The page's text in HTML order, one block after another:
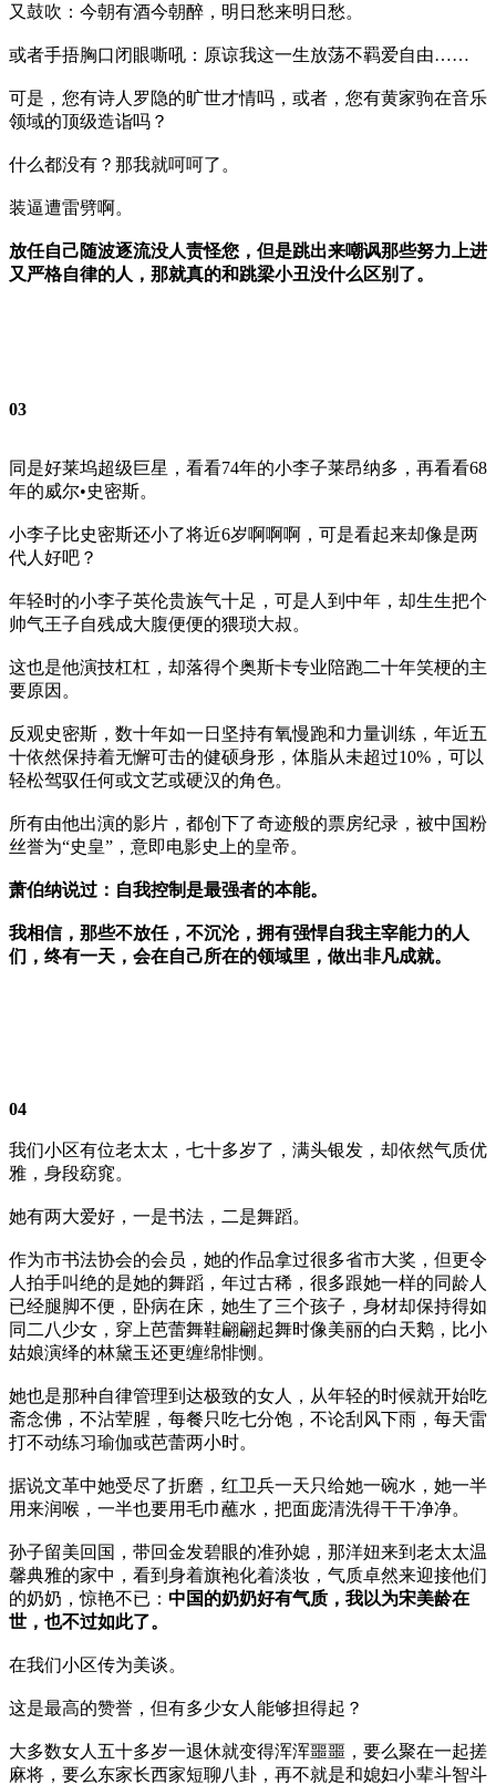
又鼓吹：今朝有酒今朝醉，明日愁来明日愁。
或者手捂胸口闭眼嘶吼：原谅我这一生放荡不羁爱自由……
可是，您有诗人罗隐的旷世才情吗，或者，您有黄家驹在音乐
领域的顶级造诣吗？
什么都没有？那我就呵呵了。
装逼遭雷劈啊。
放任自己随波逐流没人责怪您，但是跳出来嘲讽那些努力上进
又严格自律的人，那就真的和跳梁小丑没什么区别了。
03
同是好莱坞超级巨星，看看74年的小李子莱昂纳多，再看看68
年的威尔•史密斯。
小李子比史密斯还小了将近6岁啊啊啊，可是看起来却像是两
代人好吧？
年轻时的小李子英伦贵族气十足，可是人到中年，却生生把个
帅气王子自残成大腹便便的猥琐大叔。
这也是他演技杠杠，却落得个奥斯卡专业陪跑二十年笑梗的主
要原因。
反观史密斯，数十年如一日坚持有氧慢跑和力量训练，年近五
十依然保持着无懈可击的健硕身形，体脂从未超过10%，可以
轻松驾驭任何或文艺或硬汉的角色。
所有由他出演的影片，都创下了奇迹般的票房纪录，被中国粉
丝誉为“史皇”，意即电影史上的皇帝。
萧伯纳说过：自我控制是最强者的本能。
我相信，那些不放任，不沉沦，拥有强悍自我主宰能力的人
们，终有一天，会在自己所在的领域里，做出非凡成就。
04
我们小区有位老太太，七十多岁了，满头银发，却依然气质优
雅，身段窈窕。
她有两大爱好，一是书法，二是舞蹈。
作为市书法协会的会员，她的作品拿过很多省市大奖，但更令
人拍手叫绝的是她的舞蹈，年过古稀，很多跟她一样的同龄人
已经腿脚不便，卧病在床，她生了三个孩子，身材却保持得如
同二八少女，穿上芭蕾舞鞋翩翩起舞时像美丽的白天鹅，比小
姑娘演绎的林黛玉还更缠绵悱恻。
她也是那种自律管理到达极致的女人，从年轻的时候就开始吃
斋念佛，不沾荤腥，每餐只吃七分饱，不论刮风下雨，每天雷
打不动练习瑜伽或芭蕾两小时。
据说文革中她受尽了折磨，红卫兵一天只给她一碗水，她一半
用来润喉，一半也要用毛巾蘸水，把面庞清洗得干干净净。
孙子留美回国，带回金发碧眼的准孙媳，那洋妞来到老太太温
馨典雅的家中，看到身着旗袍化着淡妆，气质卓然来迎接他们
的奶奶，惊艳不已： 中国的奶奶好有气质，我以为宋美龄在
世，也不过如此了。
在我们小区传为美谈。
这是最高的赞誉，但有多少女人能够担得起？
大多数女人五十多岁一退休就变得浑浑噩噩，要么聚在一起搓
麻将，要么东家长西家短聊八卦，再不就是和媳妇小辈斗智斗